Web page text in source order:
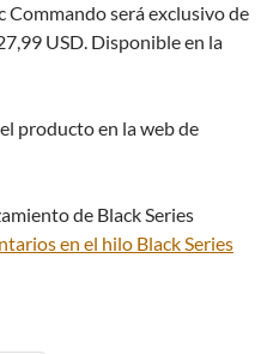
Commando será exclusivo de
USD. Disponible en la
producto en la web de
de Black Series
en el hilo Black Series